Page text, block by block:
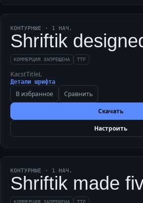
КОНТУРНЫЕ · 1 НАЧ.
Shriftik
КОММЕРЦИЯ ЗАПРЕЩЕНА TTF
KacstTitleL
Детали шрифта
В избранное Сравнить
Скачать
Настроить
КОНТУРНЫЕ · 1 НАЧ.
Shriftik made
КОММЕРЦИЯ ЗАПРЕЩЕНА TTF